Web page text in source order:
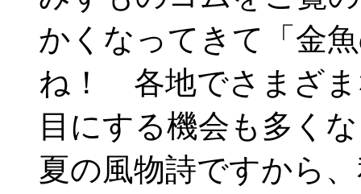
かくなってきて「金
ね！ 各地でさまざま
目にする機会も多く
夏の風物詩ですから